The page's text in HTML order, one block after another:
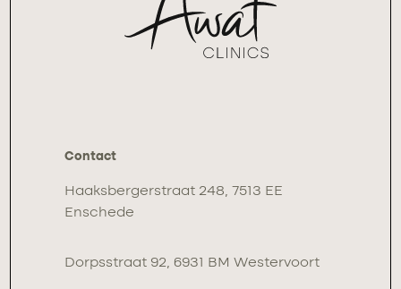
Contact
Haaksbergerstraat 248, 7513 EE
Enschede
Dorpsstraat 92, 6931 BM Westervoort